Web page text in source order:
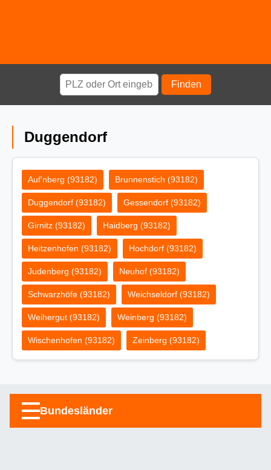
Finden
Duggendorf
Auf'nberg (93182) Brunnenstich (93182)
Duggendorf (93182) Gessendorf (93182)
Girnitz (93182) Haidberg (93182)
Heitzenhofen (93182) Hochdorf (93182)
Judenberg (93182) Neuhof (93182)
Schwarzhöfe (93182) Weichseldorf (93182)
Weihergut (93182) Weinberg (93182)
Wischenhofen (93182) Zeinberg (93182)
Bundesländer